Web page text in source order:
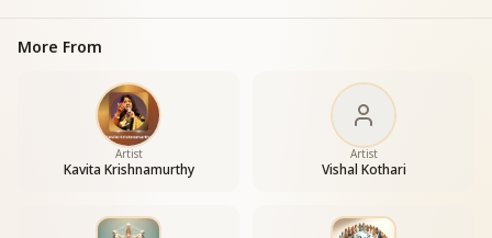
अभी नहीं तो कभी नहीं
सबसे हाथ मिला ले हम
कभी न आता बाद
अभी नहीं तो कभी नहीं
रखे हमेशा याद
कभी न आता बाद
राजयोग की शक्ति से ही
More From
Artist
Kavita Krishnamurthy
Artist
Vishal Kothari